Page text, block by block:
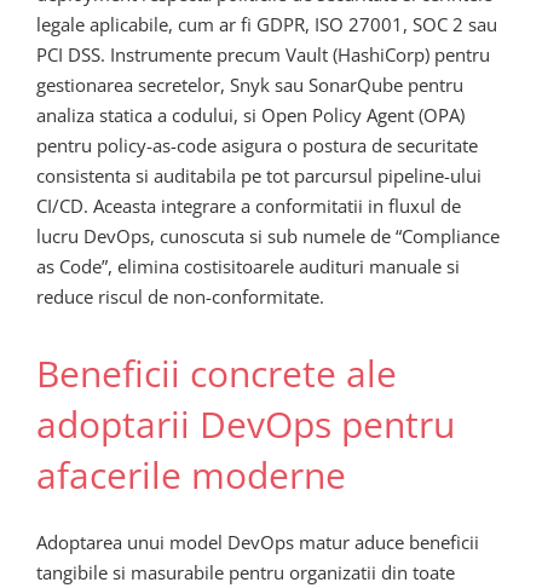
legale aplicabile, cum ar fi GDPR, ISO 27001, SOC 2 sau
PCI DSS. Instrumente precum Vault (HashiCorp) pentru
gestionarea secretelor, Snyk sau SonarQube pentru
analiza statica a codului, si Open Policy Agent (OPA)
pentru policy-as-code asigura o postura de securitate
consistenta si auditabila pe tot parcursul pipeline-ului
CI/CD. Aceasta integrare a conformitatii in fluxul de
lucru DevOps, cunoscuta si sub numele de “Compliance
as Code”, elimina costisitoarele audituri manuale si
reduce riscul de non-conformitate.
Beneficii concrete ale
adoptarii DevOps pentru
afacerile moderne
Adoptarea unui model DevOps matur aduce beneficii
tangibile si masurabile pentru organizatii din toate